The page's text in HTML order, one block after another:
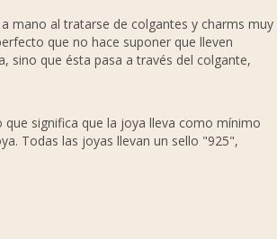
mano al tratarse de colgantes y charms muy
que no hace suponer que lleven
sino que ésta pasa a través del colgante,
significa que la joya lleva como mínimo
Todas las joyas llevan un sello "925",